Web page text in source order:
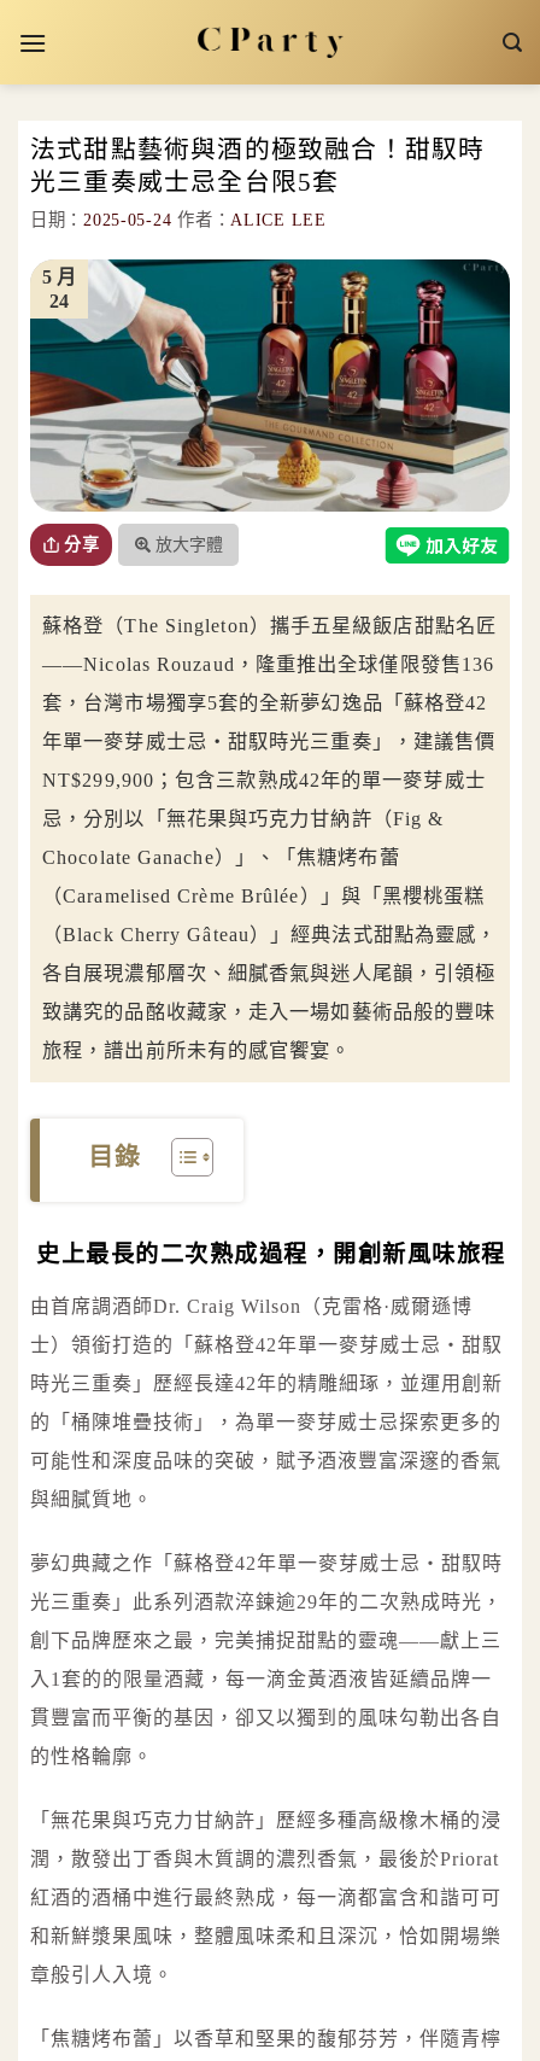
法式甜點藝術與酒的極致融合！甜馭時
光三重奏威士忌全台限5套
日期：2025-05-24 作者：ALICE LEE
24
5 月
分享 放大字體
蘇格登（The Singleton）攜手五星級飯店甜點名匠
——Nicolas Rouzaud，隆重推出全球僅限發售136
套，台灣市場獨享5套的全新夢幻逸品「蘇格登42
年單一麥芽威士忌・甜馭時光三重奏」，建議售價
NT$299,900；包含三款熟成42年的單一麥芽威士
忌，分別以「無花果與巧克力甘納許（Fig &
Chocolate Ganache）」、「焦糖烤布蕾
（Caramelised Crème Brûlée）」與「黑櫻桃蛋糕
（Black Cherry Gâteau）」經典法式甜點為靈感，
各自展現濃郁層次、細膩香氣與迷人尾韻，引領極
致講究的品酩收藏家，走入一場如藝術品般的豐味
旅程，譜出前所未有的感官饗宴。
目錄
史上最長的二次熟成過程，開創新風味旅程
由首席調酒師Dr. Craig Wilson（克雷格·威爾遜博
士）領銜打造的「蘇格登42年單一麥芽威士忌・甜馭
時光三重奏」歷經長達42年的精雕細琢，並運用創新
的「桶陳堆疊技術」，為單一麥芽威士忌探索更多的
可能性和深度品味的突破，賦予酒液豐富深邃的香氣
與細膩質地。
夢幻典藏之作「蘇格登42年單一麥芽威士忌・甜馭時
光三重奏」此系列酒款淬鍊逾29年的二次熟成時光，
創下品牌歷來之最，完美捕捉甜點的靈魂——獻上三
入1套的的限量酒藏，每一滴金黃酒液皆延續品牌一
貫豐富而平衡的基因，卻又以獨到的風味勾勒出各自
的性格輪廓。
「無花果與巧克力甘納許」歷經多種高級橡木桶的浸
潤，散發出丁香與木質調的濃烈香氣，最後於Priorat
紅酒的酒桶中進行最終熟成，每一滴都富含和諧可可
和新鮮漿果風味，整體風味柔和且深沉，恰如開場樂
章般引人入境。
「焦糖烤布蕾」以香草和堅果的馥郁芬芳，伴隨青檸